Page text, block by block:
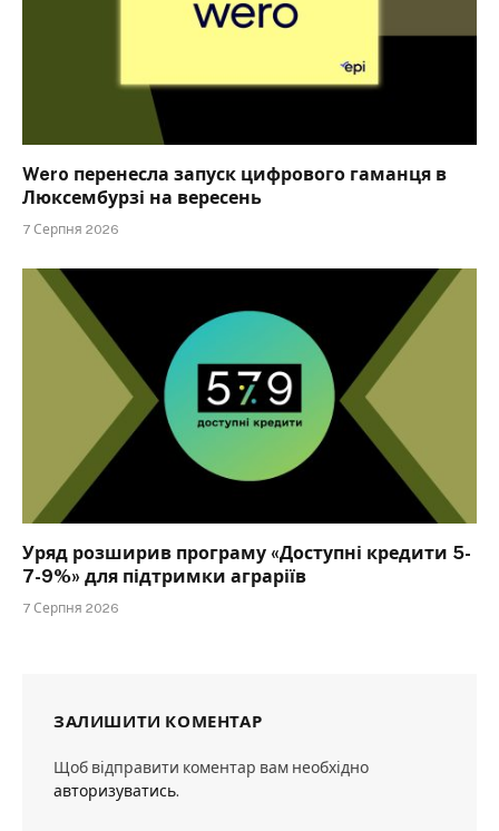
Wero перенесла запуск цифрового гаманця в
Люксембурзі на вересень
7 Серпня 2026
Уряд розширив програму «Доступні кредити 5-
7-9%» для підтримки аграріїв
7 Серпня 2026
ЗАЛИШИТИ КОМЕНТАР
Щоб відправити коментар вам необхідно
авторизуватись.